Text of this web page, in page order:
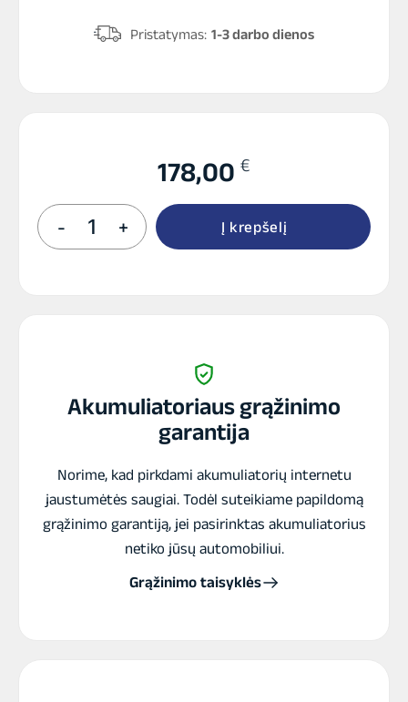
Pristatymas: 1-3 darbo dienos
178,00 €
-
produkto
kiekis:
Banner
+ Į krepšelį
Akumuliatoriaus grąžinimo
garantija
Norime, kad pirkdami akumuliatorių internetu
jaustumėtės saugiai. Todėl suteikiame papildomą
grąžinimo garantiją, jei pasirinktas akumuliatorius
netiko jūsų automobiliui.
Grąžinimo taisyklės